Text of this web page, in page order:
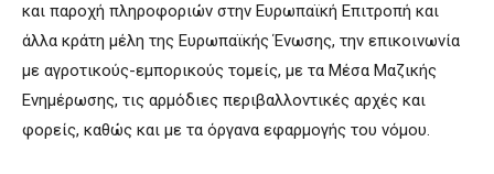
και παροχή πληροφοριών στην Ευρωπαϊκή Επιτροπή και
άλλα κράτη μέλη της Ευρωπαϊκής Ένωσης, την επικοινωνία
με αγροτικούς-εμπορικούς τομείς, με τα Μέσα Μαζικής
Ενημέρωσης, τις αρμόδιες περιβαλλοντικές αρχές και
φορείς, καθώς και με τα όργανα εφαρμογής του νόμου.